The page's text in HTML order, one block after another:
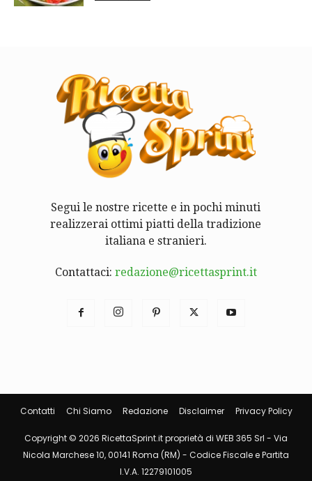
Segui le nostre ricette e in pochi minuti
realizzerai ottimi piatti della tradizione
italiana e stranieri.
Contattaci: redazione@ricettasprint.it
Contatti Chi Siamo Redazione Disclaimer Privacy Policy
Copyright © 2026 RicettaSprint.it proprietà di WEB 365 Srl - Via
Nicola Marchese 10, 00141 Roma (RM) - Codice Fiscale e Partita
I.V.A. 12279101005